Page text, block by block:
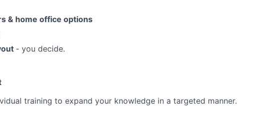
& home office options
- you decide.
training to expand your knowledge in a targeted manner.